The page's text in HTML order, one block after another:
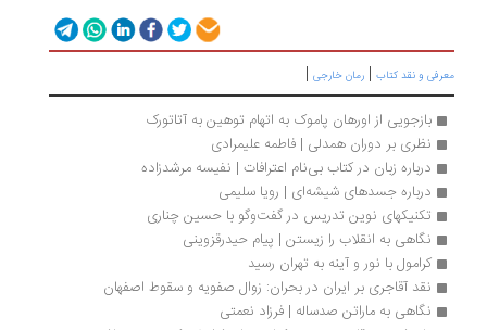
و نقد کتاب|رمان خارجی|
بازجویی از اورهان پاموک به‌ اتهام توهین به آتاتورک
نظری بر دوران همدلی | فاطمه علیمرادی
درباره زبان در کتاب بی‌نام اعترافات | نفیسه مرشدزاده
درباره جسدهای شیشه‌ای | رویا سلیمی
تکنیکهای نوین تدریس در گفت‌وگو با حسین چناری
نگاهی به انقلاب را زیستن | پیام حیدرقزوینی
کرامول با نور و آینه به تهران رسید
نقد آقاجری بر ایران در بحران: زوال صفویه و سقوط اصفهان
نگاهی به ماراتن صدساله | فرزاد نعمتی